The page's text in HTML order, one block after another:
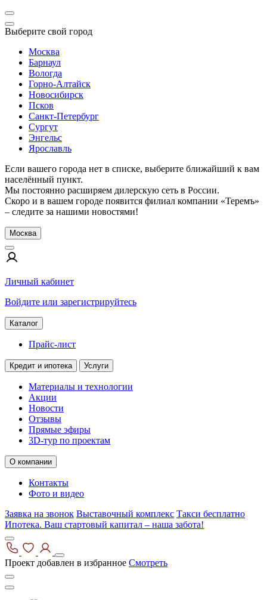
Выберите свой город
Москва
Барнаул
Вологда
Горно-Алтайск
Новосибирск
Псков
Санкт-Петербург
Сургут
Энгельс
Ярославль
Если вашего города нет в списке, выберите ближайший к вам
населённый пункт.
Мы постоянно расширяем дилерскую сеть в России.
Скоро и в вашем городе появится филиал компании «Теремъ»
– следите за нашими новостями!
Москва
Личный кабинет
Войдите или зарегистрируйтесь
Каталог
Прайс-лист
Кредит и ипотека Услуги
Материалы и технологии
Акции
Новости
Отзывы
Прямые эфиры
3D-тур по проектам
О компании
Контакты
Фото и видео
Заявка на звонок Выставочный комплекс Такси бесплатно
Ипотека. Ваш стартовый капитал – наша забота!
Проект добавлен в избранное Смотреть